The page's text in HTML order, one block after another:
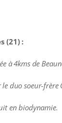
(21) :
à 4kms de
le duo soeur-
en biodynamie.